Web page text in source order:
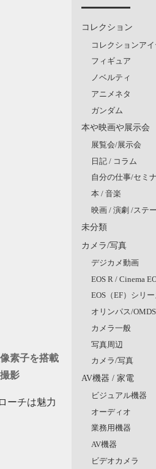
素子を搭載
影
ーチは魅力
コレクション
コレクションア
フィギュア
ノベルティ
アニメネタ
ガンダム
本や映画や展示会
展覧会/展示会
日記 / コラム
自分の仕事/セミ
本 / 音楽
映画 / 演劇 /ステ
未分類
カメラ/写真
デジカメ動画
EOS R / Cinema
EOS（EF）シリ
オリンパス/OMDS
カメラ一般
写真周辺
カメラ/写真
AV機器 / 家電
ビジュアル機器
オーディオ
業務用機器
AV機器
ビデオカメラ